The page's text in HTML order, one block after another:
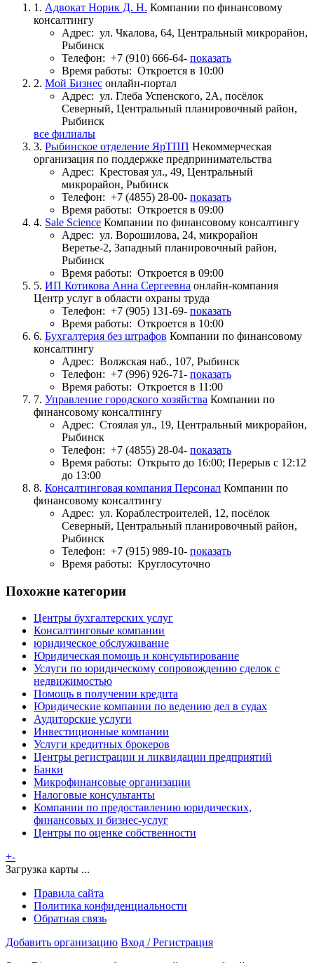
1. Адвокат Норик Д. Н. Компании по финансовому
консалтингу
Адрес: ул. Чкалова, 64, Центральный микрорайон,
Рыбинск
Телефон: +7 (910) 666-64- показать
Время работы: Откроется в 10:00
2. Мой Бизнес онлайн-портал
Адрес: ул. Глеба Успенского, 2А, посёлок
Северный, Центральный планировочный район,
Рыбинск
все филиалы
3. Рыбинское отделение ЯрТПП Некоммерческая
организация по поддержке предпринимательства
Адрес: Крестовая ул., 49, Центральный
микрорайон, Рыбинск
Телефон: +7 (4855) 28-00- показать
Время работы: Откроется в 09:00
4. Sale Science Компании по финансовому консалтингу
Адрес: ул. Ворошилова, 24, микрорайон
Веретье-2, Западный планировочный район,
Рыбинск
Время работы: Откроется в 09:00
5. ИП Котикова Анна Сергеевна онлайн-компания
Центр услуг в области охраны труда
Телефон: +7 (905) 131-69- показать
Время работы: Откроется в 10:00
6. Бухгалтерия без штрафов Компании по финансовому
консалтингу
Адрес: Волжская наб., 107, Рыбинск
Телефон: +7 (996) 926-71- показать
Время работы: Откроется в 11:00
7. Управление городского хозяйства Компании по
финансовому консалтингу
Адрес: Стоялая ул., 19, Центральный микрорайон,
Рыбинск
Телефон: +7 (4855) 28-04- показать
Время работы: Открыто до 16:00; Перерыв с 12:12
до 13:00
8. Консалтинговая компания Персонал Компании по
финансовому консалтингу
Адрес: ул. Кораблестроителей, 12, посёлок
Северный, Центральный планировочный район,
Рыбинск
Телефон: +7 (915) 989-10- показать
Время работы: Круглосуточно
Похожие категории
Центры бухгалтерских услуг
Консалтинговые компании
юридическое обслуживание
Юридическая помощь и консультирование
Услуги по юридическому сопровождению сделок с
недвижимостью
Помощь в получении кредита
Юридические компании по ведению дел в судах
Аудиторские услуги
Инвестиционные компании
Услуги кредитных брокеров
Центры регистрации и ликвидации предприятий
Банки
Микрофинансовые организации
Налоговые консультанты
Компании по предоставлению юридических,
финансовых и бизнес-услуг
Центры по оценке собственности
+-
Загрузка карты ...
Правила сайта
Политика конфиденциальности
Обратная связь
Добавить организацию Вход / Регистрация